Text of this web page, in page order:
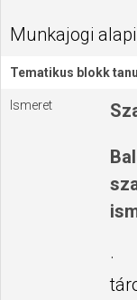
Munkajogi
Tematikus blokk
Ismeret
·